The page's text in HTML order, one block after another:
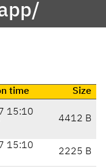
time
Size
15:10
4412 B
15:10
2225 B